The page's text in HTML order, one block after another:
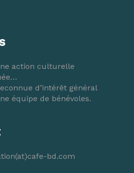
action culturelle
d’intérêt général
équipe de bénévoles.
bd.com